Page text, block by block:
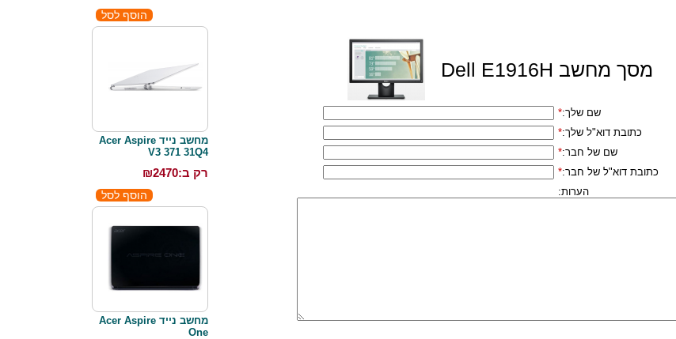
מחשב נייד Acer Aspire
V3 371 31Q4
רק ב:₪2470
מחשב נייד Acer Aspire
One
מסך מחשב Dell E1916H
שם שלך:*
כתובת דוא"ל שלך:*
שם של חבר:*
כתובת דוא"ל של חבר:*
הערות: